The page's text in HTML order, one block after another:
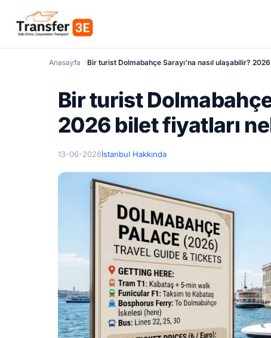
Anasayfa Bir turist Dolmabahçe Sarayı'na nasıl ulaşabilir?
Bir turist
2026 bilet fiyatları
13-06-2026İstanbul Hakkında